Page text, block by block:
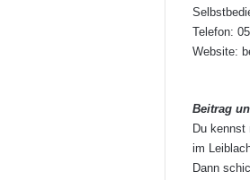
Telefon:
Website:
Beitrag
Du kennst
im
Dann